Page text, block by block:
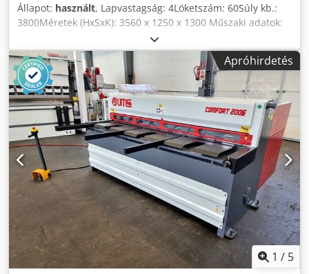
Állapot: használt, Lapvastagság: 4Löketszám: 60Súly kb.:
3800Méretek (HxSxK): 3560 x 1250 x 1300 Műszaki adatok:
Dsdpfxermbdco Ad Rsck Típus: KS 254 Lemezvastagság: 4
mm PS: 5 Tömeg : 3800 Löket/perc: 60
Apróhirdetés
1 / 5